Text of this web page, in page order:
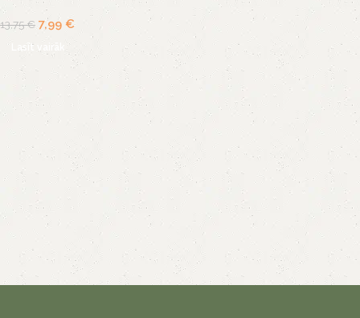
13,75€ 7,99 €
Lasīt vairāk